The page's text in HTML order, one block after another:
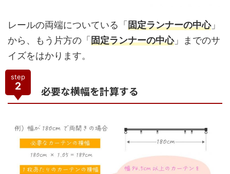
レールの両端についている「 固定ランナーの中心」
から、もう片方の「 固定ランナーの中心」までのサ
イズをはかります。
step
2 必要な横幅を計算する